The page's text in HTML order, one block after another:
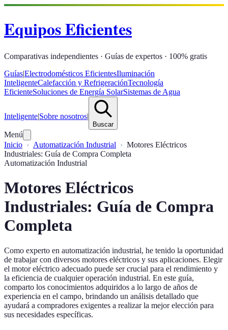
Equipos Eficientes
Comparativas independientes · Guías de expertos · 100% gratis
Guías|Electrodomésticos EficientesIluminación
InteligenteCalefacción y RefrigeraciónTecnología
EficienteSoluciones de Energía SolarSistemas de Agua
Inteligente|Sobre nosotros|
Buscar
Menú
Inicio
Automatización Industrial
Motores Eléctricos
Industriales: Guía de Compra Completa
Automatización Industrial
Motores Eléctricos
Industriales: Guía de Compra
Completa
Como experto en automatización industrial, he tenido la oportunidad
de trabajar con diversos motores eléctricos y sus aplicaciones. Elegir
el motor eléctrico adecuado puede ser crucial para el rendimiento y
la eficiencia de cualquier operación industrial. En este guía,
comparto los conocimientos adquiridos a lo largo de años de
experiencia en el campo, brindando un análisis detallado que
ayudará a compradores exigentes a realizar la mejor elección para
sus necesidades específicas.